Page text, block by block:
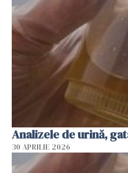
Analizele de urină,
30 APRILIE 2026